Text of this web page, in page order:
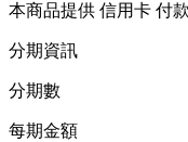
本商品提供 信用卡 付
分期資訊
分期數
每期金額